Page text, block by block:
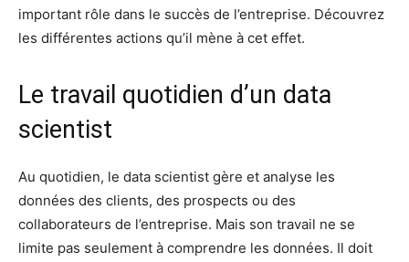
important rôle dans le succès de l’entreprise. Découvrez
les différentes actions qu’il mène à cet effet.
Le travail quotidien d’un data
scientist
Au quotidien, le data scientist gère et analyse les
données des clients, des prospects ou des
collaborateurs de l’entreprise. Mais son travail ne se
limite pas seulement à comprendre les données. Il doit